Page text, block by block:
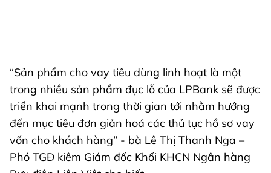
“Sản phẩm cho vay tiêu dùng linh hoạt là một
trong nhiều sản phẩm đục lỗ của LPBank sẽ được
triển khai mạnh trong thời gian tới nhằm hướng
đến mục tiêu đơn giản hoá các thủ tục hồ sơ vay
vốn cho khách hàng” - bà Lê Thị Thanh Nga –
Phó TGĐ kiêm Giám đốc Khối KHCN Ngân hàng